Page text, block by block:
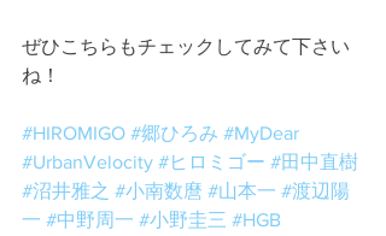
ぜひこちらもチェックしてみて下さい
ね！
#HIROMIGO #郷ひろみ #MyDear
#UrbanVelocity #ヒロミゴー #田中直樹
#沼井雅之 #小南数麿 #山本一 #渡辺陽
一 #中野周一 #小野圭三 #HGB